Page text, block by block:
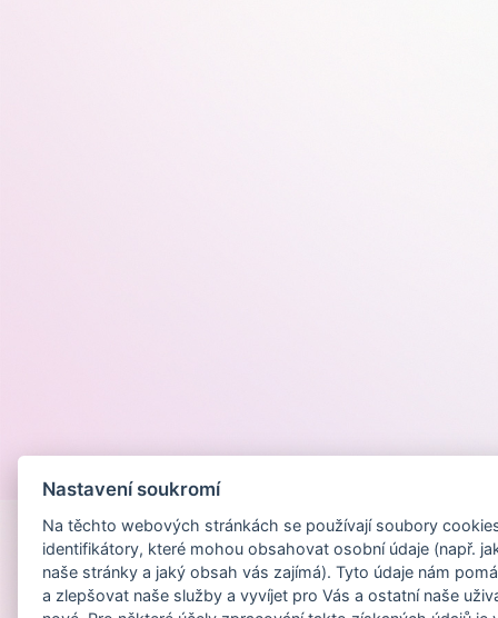
Nastavení soukromí
Na těchto webových stránkách se používají soubory
identifikátory, které mohou obsahovat osobní údaje (např.
naše stránky a jaký obsah vás zajímá). Tyto údaje nám
a zlepšovat naše služby a vyvíjet pro Vás a ostatní naše